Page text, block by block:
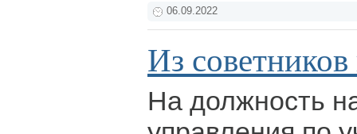
06.09.2022
Из
На должность